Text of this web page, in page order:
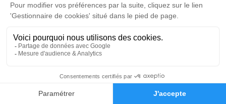
Faire-part Hommages
Je rends hommage
Cérémonie religieuse
Église d'Huanne-Montmartin
25680 Huanne-Montmartin